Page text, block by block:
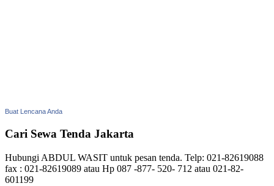
Buat Lencana Anda
Cari Sewa Tenda Jakarta
Hubungi ABDUL WASIT untuk pesan tenda. Telp: 021-82619088
fax : 021-82619089 atau Hp 087 -877- 520- 712 atau 021-82-
601199